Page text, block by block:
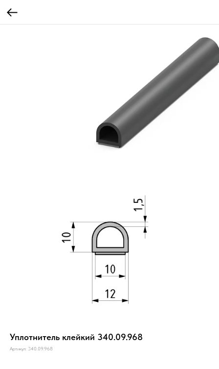
Уплотнитель клейкий 340.09.968
Артикул: 340.09.968